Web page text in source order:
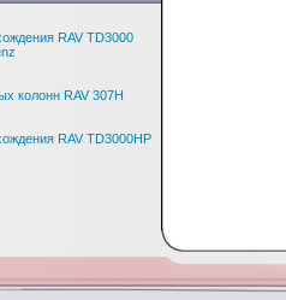
RAV TD3000
колонн RAV 307H
RAV TD3000HP